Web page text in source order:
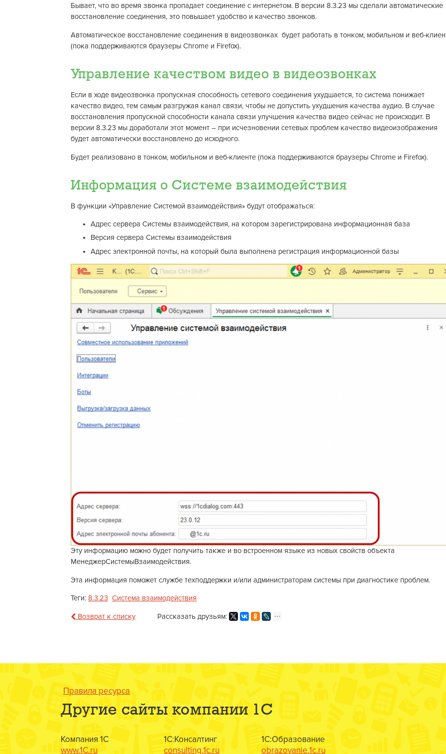
Бывает, что во время звонка пропадает соединение с интернетом. В версии 8.3.23 мы сделали автоматические
восстановление соединения, это повышает удобство и качество звонков.
Автоматическое восстановление соединения в видеозвонках будет работать в тонком, мобильном и веб-
(пока поддерживаются браузеры Chrome и Firefox).
Управление качеством видео в видеозвонках
Если в ходе видеозвонка пропускная способность сетевого соединения ухудшается, то система понижает
качество видео, тем самым разгружая канал связи, чтобы не допустить ухудшения качества аудио. В случае
восстановления пропускной способности канала связи улучшения качества видео сейчас не происходит. В
версии 8.3.23 мы доработали этот момент – при исчезновении сетевых проблем качество видеоизображения
будет автоматически восстановлено до исходного.
Будет реализовано в тонком, мобильном и веб-клиенте (пока поддерживаются браузеры Chrome и Firefox).
Информация о Системе взаимодействия
В функции «Управление Системой взаимодействия» будут отображаться:
Адрес сервера Системы взаимодействия, на котором зарегистрирована информационная база
Версия сервера Системы взаимодействия
Адрес электронной почты, на который была выполнена регистрация информационной базы
Эту информацию можно будет получить также и во встроенном языке из новых свойств объекта
МенеджерСистемыВзаимодействия.
Эта информация поможет службе техподдержки и/или администраторам системы при диагностике проблем.
Теги: 8.3.23 Система взаимодействия
Возврат к списку Рассказать друзьям:
Правила ресурса
Другие сайты компании 1С
Компания 1С
www.1C.ru
1С:Консалтинг
consulting.1c.ru
1С:Образование
obrazovanie.1c.ru